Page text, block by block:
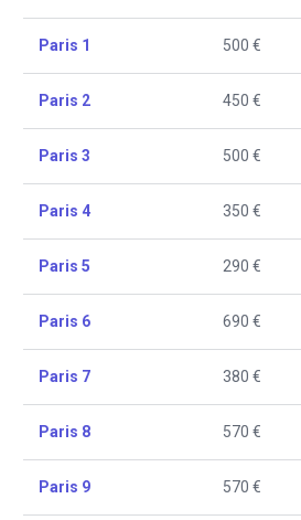
Paris 1 500 €
Paris 2 450 €
Paris 3 500 €
Paris 4 350 €
Paris 5 290 €
Paris 6 690 €
Paris 7 380 €
Paris 8 570 €
Paris 9 570 €